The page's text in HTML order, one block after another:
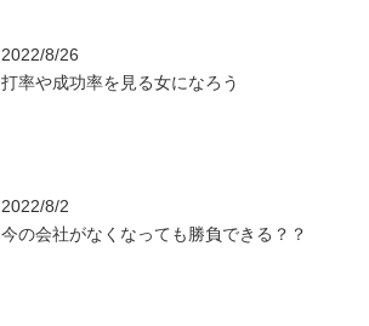
2022/8/26
打率や成功率を見る女になろう
2022/8/2
今の会社がなくなっても勝負できる？？